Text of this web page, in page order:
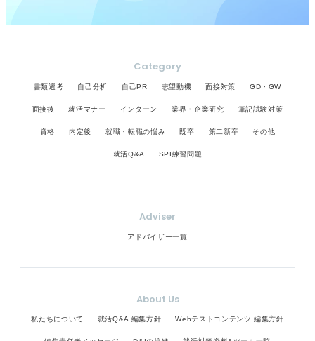
Category
書類選考 自己分析 自己PR 志望動機 面接対策 GD・GW
面接後 就活マナー インターン 業界・企業研究 筆記試験対策
資格 内定後 就職・転職の悩み 既卒 第二新卒 その他
就活Q&A SPI練習問題
Adviser
アドバイザー一覧
About Us
私たちについて 就活Q&A 編集方針 Webテストコンテンツ 編集方針